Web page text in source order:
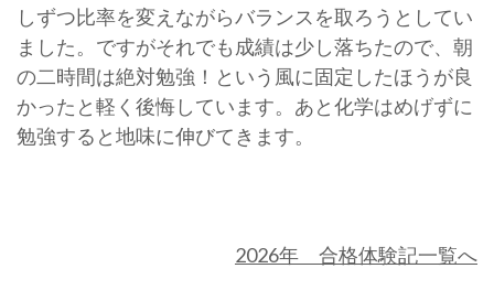
しずつ比率を変えながらバランスを取ろうとしてい
ました。ですがそれでも成績は少し落ちたので、朝
の二時間は絶対勉強！という風に固定したほうが良
かったと軽く後悔しています。あと化学はめげずに
勉強すると地味に伸びてきます。
2026年 合格体験記一覧へ